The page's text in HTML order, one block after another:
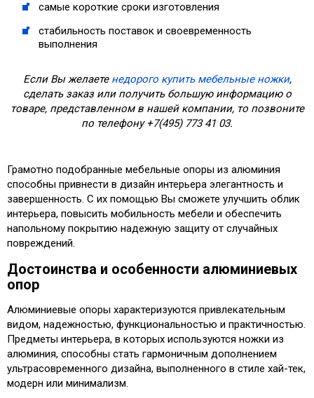
самые короткие сроки изготовления
стабильность поставок и своевременность
выполнения
Если Вы желаете недорого купить мебельные ножки,
сделать заказ или получить большую информацию о
товаре, представленном в нашей компании, то позвоните
по телефону +7(495) 773 41 03.
Грамотно подобранные мебельные опоры из алюминия
способны привнести в дизайн интерьера элегантность и
завершенность. С их помощью Вы сможете улучшить облик
интерьера, повысить мобильность мебели и обеспечить
напольному покрытию надежную защиту от случайных
повреждений.
Достоинства и особенности алюминиевых
опор
Алюминиевые опоры характеризуются привлекательным
видом, надежностью, функциональностью и практичностью.
Предметы интерьера, в которых используются ножки из
алюминия, способны стать гармоничным дополнением
ультрасовременного дизайна, выполненного в стиле хай-тек,
модерн или минимализм.